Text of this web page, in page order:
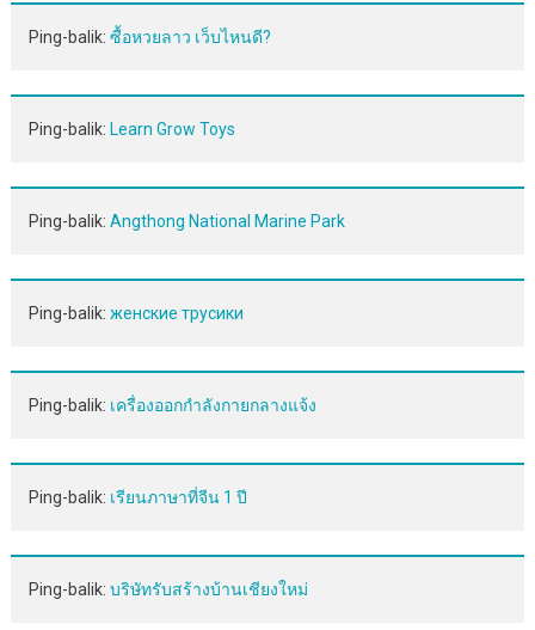
Ping-balik: ซื้อหวยลาว เว็บไหนดี?
Ping-balik: Learn Grow Toys
Ping-balik: Angthong National Marine Park
Ping-balik: женские трусики
Ping-balik: เครื่องออกกำลังกายกลางแจ้ง
Ping-balik: เรียนภาษาที่จีน 1 ปี
Ping-balik: บริษัทรับสร้างบ้านเชียงใหม่